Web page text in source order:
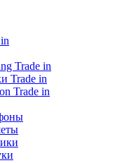
Trade in
Trade in
Trade in